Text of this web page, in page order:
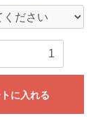
に入れる